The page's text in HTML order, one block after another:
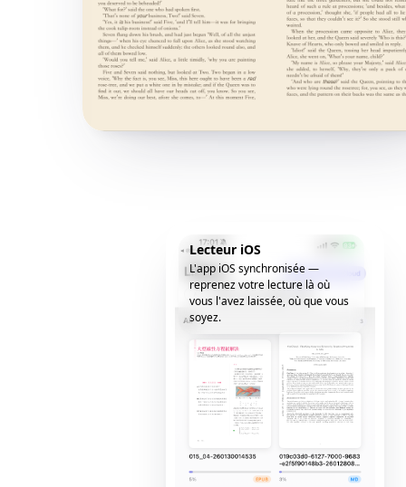
Lecteur iOS
L'app iOS synchronisée —
reprenez votre lecture là où
vous l'avez laissée, où que vous
soyez.